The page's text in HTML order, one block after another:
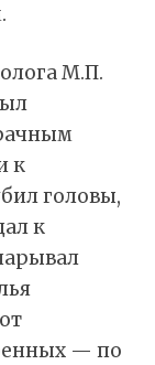
М.П.
к
головы,
к
— по